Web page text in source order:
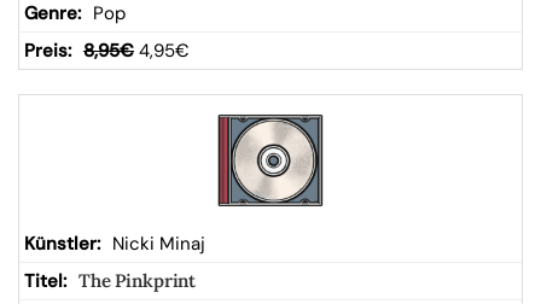
Pop
8,95€ 4,95€
Nicki Minaj
The Pinkprint